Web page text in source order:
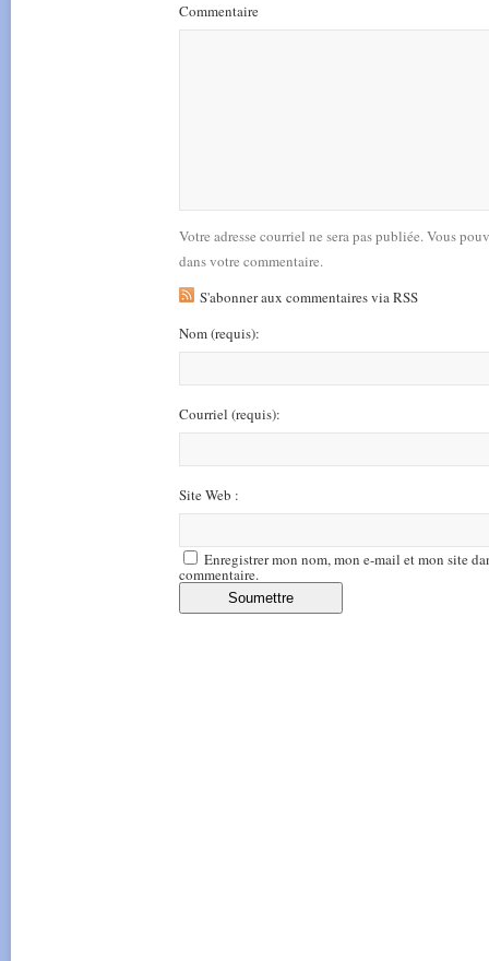
Commentaire
Votre adresse courriel ne sera pas publiée. Vous
dans votre commentaire.
S'abonner aux commentaires via RSS
Nom(requis):
Courriel (requis):
Site Web :
Enregistrer mon nom, mon e-mail et mon site
commentaire.